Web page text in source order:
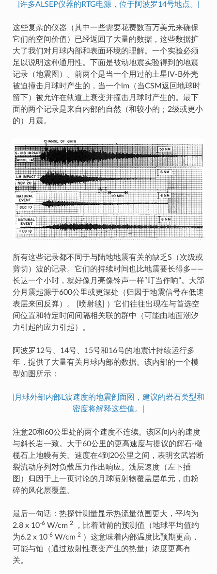
|许多ALSEP仪器的RTG电源，位于阿波罗14号地点。|
这些复杂的仪器（其中一些需要花费数百万美元来确保
它们的空间价值）已经返回了大量的数据，这些数据扩
大了我们对月球内部和表面环境的理解。一个实验必须
足以说明这种通用性。下面是被动地震实验得到的地震
记录（地震图）。前两个是当一个用过的土星IV-B外壳
被迫撞击月球时产生的，当一个lm（当CSM返回地球时
留下）被允许在轨道上衰变并撞击月球时产生的。最下
面的两个记录是来自内部的自然（和较小的；2级或更小
的）月震。
所有这些记录都不同于与陆地地震有关的缺乏S（次级或
剪切）波的记录。它们的持续时间也比地震要长得多——
长达一个小时，就好像月亮像铃声一样“叮当作响”。大部
分月震起源于600公里或更深处（归因于地震信号在低速
表层来回反弹）。 [喷射毯] ）它们往往出现在与首选空
间位置和特定时间间隔相关联的群中（可能由地面潮汐
力引起的应力引起）。
阿波罗12号、14号、15号和16号的地震计持续运行多
年，提供了大量有关月球内部的数据。该内部的一个模
型如图所示：
|月球外部内部L波速度的地震剖面图，建议的岩石类型和
密度将解释这些值。|
注意20和60公里处的两个速度不连续。该区间内的速度
与斜长岩一致。大于60公里的更高速度与提议的辉石-橄
榄石上地幔有关。速度在4到20公里之间，表明玄武岩断
裂流动序列对负载压力作出响应。浅层速度（左下插
图）归因于上一页讨论的月球喷射物覆盖层单元，由粉
碎的风化层覆盖。
最后一句话：热探针测量显示热流量范围更大，平均为
2.8 x 10-6W/cm 2，比着陆前的预测值（地球平均值约
为6.2 x 10-6W/cm 2）这意味着内部温度比预期更高，
可能与铀（通过放射性衰变产生的热量）浓度更高有
关。